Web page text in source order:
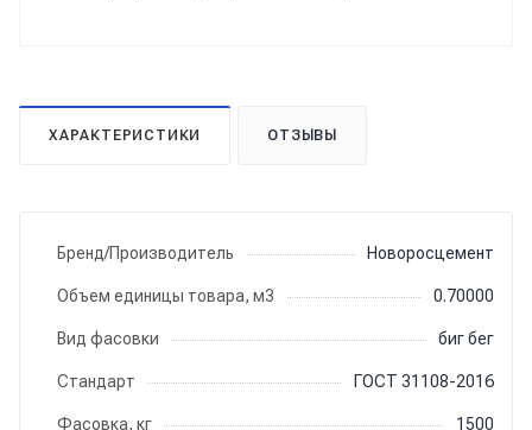
ХАРАКТЕРИСТИКИ ОТЗЫВЫ
Бренд/Производитель Новоросцемент
Объем единицы товара, м3 0.70000
Вид фасовки биг бег
Стандарт ГОСТ 31108-2016
Фасовка, кг 1500